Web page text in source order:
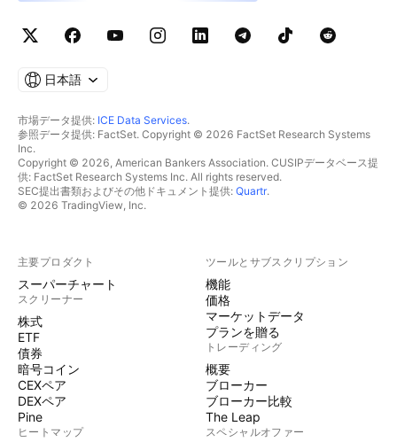
日本語
市場データ提供: ICE Data Services.
参照データ提供: FactSet. Copyright © 2026 FactSet Research Systems
Inc.
Copyright © 2026, American Bankers Association. CUSIPデータベース提
供: FactSet Research Systems Inc. All rights reserved.
SEC提出書類およびその他ドキュメント提供: Quartr.
© 2026 TradingView, Inc.
主要プロダクト
スーパーチャート
スクリーナー
株式
ETF
債券
暗号コイン
CEXペア
DEXペア
Pine
ヒートマップ
ツールとサブスクリプション
機能
価格
マーケットデータ
プランを贈る
トレーディング
概要
ブローカー
ブローカー比較
The Leap
スペシャルオファー